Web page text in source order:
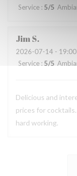
Service : 5/5
JimS
2026-07-14 -
Service : 5/5
Delicious and
prices for
hard working.